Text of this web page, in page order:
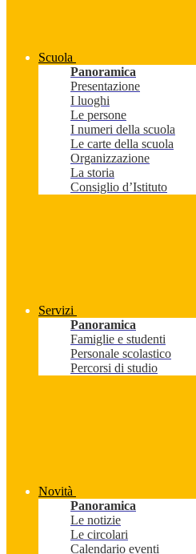
Scuola
Panoramica
Presentazione
I luoghi
Le persone
I numeri della scuola
Le carte della scuola
Organizzazione
La storia
Consiglio d’Istituto
Servizi
Panoramica
Famiglie e studenti
Personale scolastico
Percorsi di studio
Novità
Panoramica
Le notizie
Le circolari
Calendario eventi